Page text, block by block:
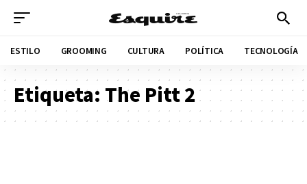
ESTILO GROOMING CULTURA POLÍTICA TECNOLOGÍA
Etiqueta: The Pitt 2